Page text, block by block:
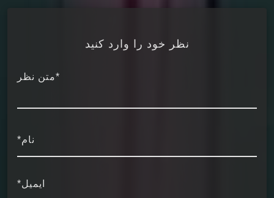
نظر خود را وارد کنید
*متن نظر
نام*
ایمیل*